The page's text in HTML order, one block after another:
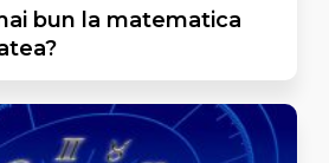
bun la matematica